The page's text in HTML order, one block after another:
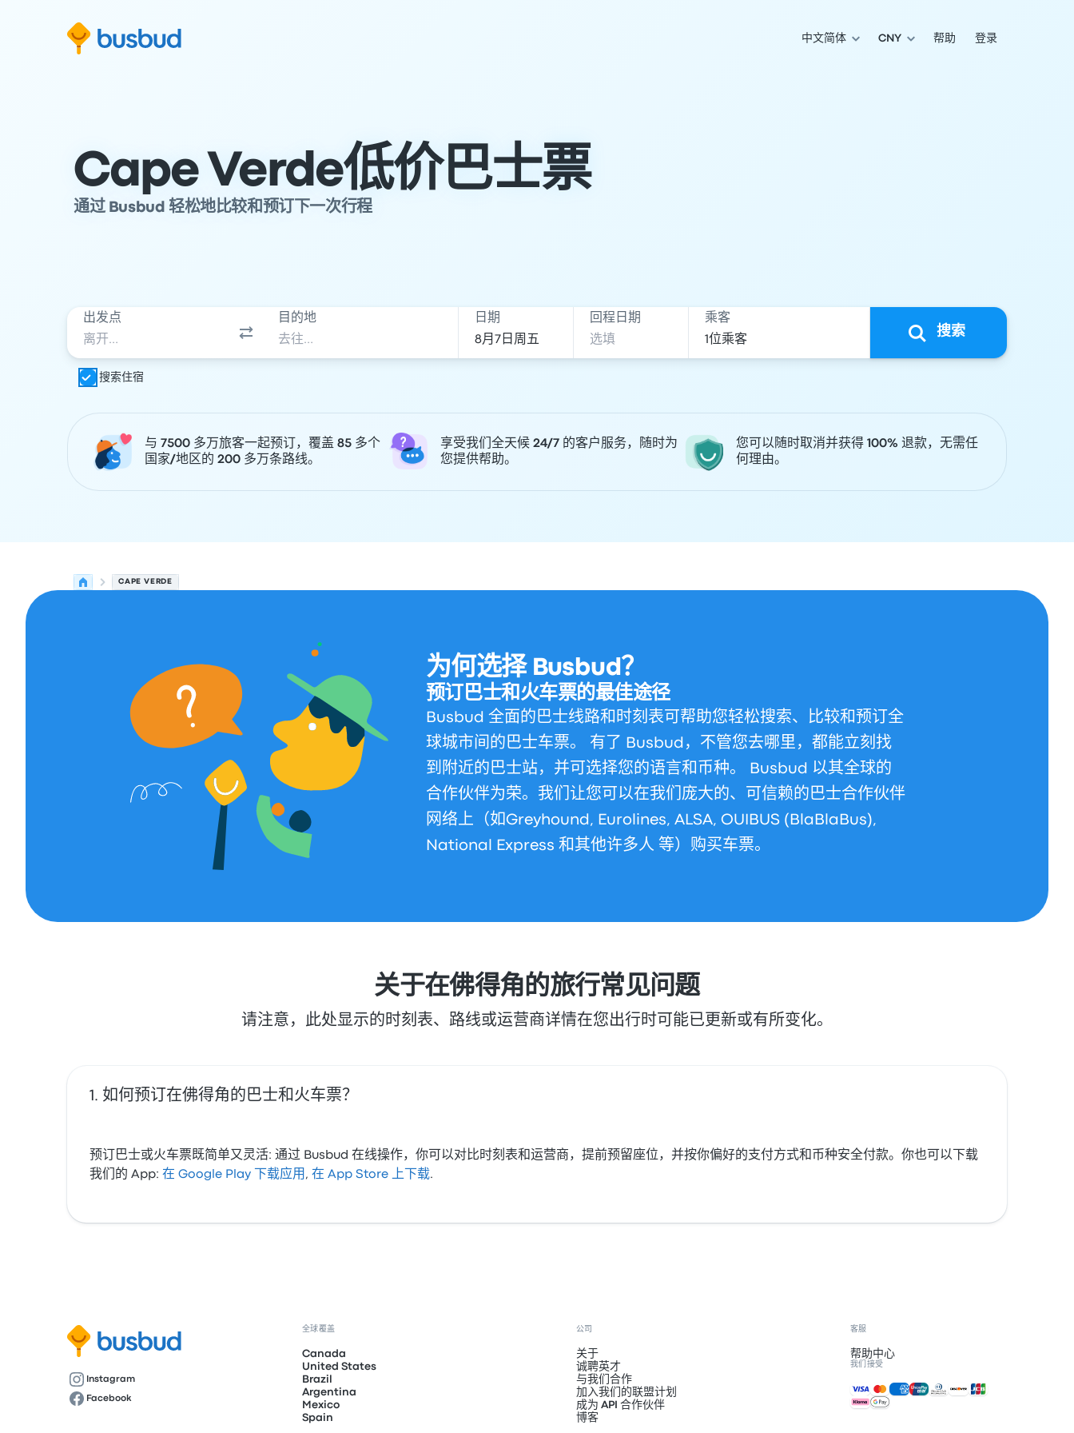
跳至搜索表单
跳至内容
跳至页脚
中文简体 CNY 帮助 登录
Cape Verde低价巴士票
通过 Busbud 轻松地比较和预订下一次行程
出发点 目的地 日期 回程日期 乘客
搜索
搜索住宿
与 7500 多万旅客一起预订，覆盖 85 多个
国家/地区的 200 多万条路线。
享受我们全天候 24/7 的客户服务，随时为
您提供帮助。
您可以随时取消并获得 100% 退款，无需任
何理由。
CAPE VERDE
为何选择 Busbud？
预订巴士和火车票的最佳途径
Busbud 全面的巴士线路和时刻表可帮助您轻松搜索、比较和预订全
球城市间的巴士车票。 有了 Busbud，不管您去哪里，都能立刻找
到附近的巴士站，并可选择您的语言和币种。 Busbud 以其全球的
合作伙伴为荣。我们让您可以在我们庞大的、可信赖的巴士合作伙伴
网络上（如Greyhound, Eurolines, ALSA, OUIBUS (BlaBlaBus),
National Express 和其他许多人 等）购买车票。
关于在佛得角的旅行常见问题
请注意，此处显示的时刻表、路线或运营商详情在您出行时可能已更新或有所变化。
如何预订在佛得角的巴士和火车票？
预订巴士或火车票既简单又灵活: 通过 Busbud 在线操作，你可以对比时刻表和运营商，提前预留座位，并按你偏好的支付方式和币种安全付款。你也可以下载
我们的 App: 在 Google Play 下载应用 , 在 App Store 上下载.
Instagram
Facebook
全球覆盖
Canada
United States
Brazil
Argentina
Mexico
Spain
公司
关于
诚聘英才
与我们合作
加入我们的联盟计划
成为 API 合作伙伴
博客
客服
帮助中心
我们接受
接受的付款方式